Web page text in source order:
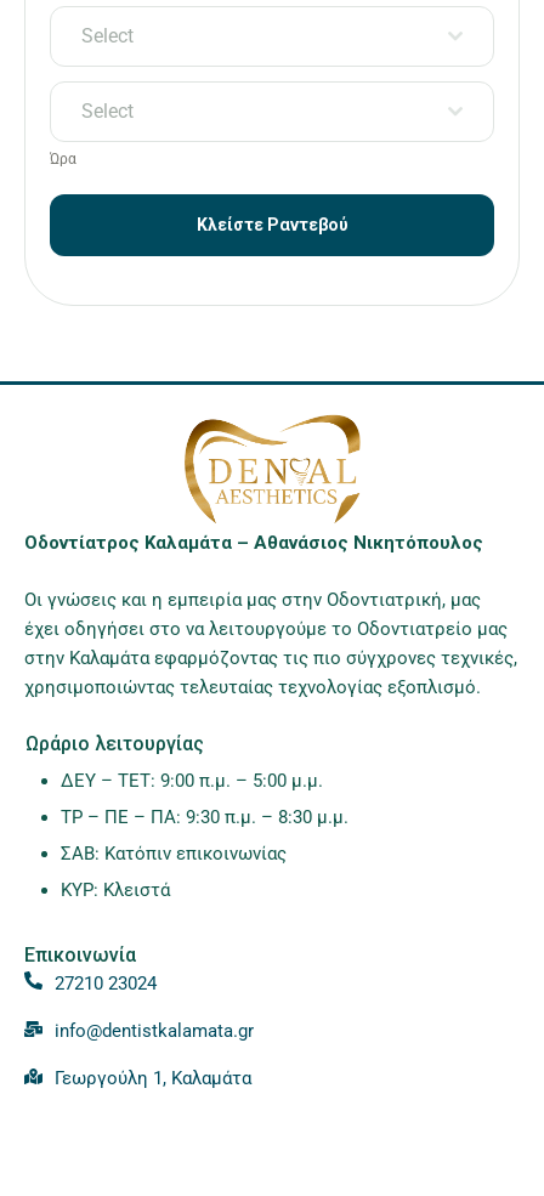
Select
Select
Ώρα
Κλείστε Ραντεβού
Οδοντίατρος Καλαμάτα – Αθανάσιος Νικητόπουλος
Οι γνώσεις και η εμπειρία μας στην Οδοντιατρική, μας
έχει οδηγήσει στο να λειτουργούμε το Οδοντιατρείο μας
στην Καλαμάτα εφαρμόζοντας τις πιο σύγχρονες τεχνικές,
χρησιμοποιώντας τελευταίας τεχνολογίας εξοπλισμό.
Ωράριο λειτουργίας
ΔΕΥ – ΤΕΤ: 9:00 π.μ. – 5:00 μ.μ.
ΤΡ – ΠΕ – ΠΑ: 9:30 π.μ. – 8:30 μ.μ.
ΣΑΒ: Κατόπιν επικοινωνίας
ΚΥΡ: Κλειστά
Επικοινωνία
27210 23024
info@dentistkalamata.gr
Γεωργούλη 1, Καλαμάτα